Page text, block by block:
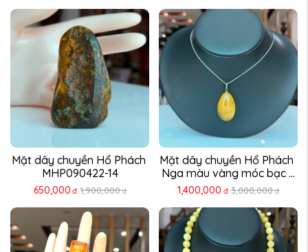
Mặt dây chuyền Hổ Phách
MHP090422-14
650,000 đ 1,900,000 đ
Mặt dây chuyền Hổ Phách
Nga màu vàng móc bạc ...
1,400,000 đ 3,000,000 đ